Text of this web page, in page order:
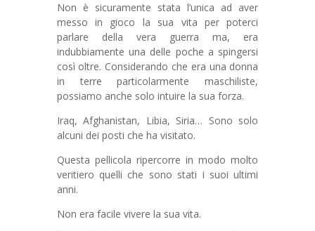
Non è sicuramente stata l’unica ad aver
messo in gioco la sua vita per poterci
parlare della vera guerra ma, era
indubbiamente una delle poche a spingersi
così oltre. Considerando che era una donna
in terre particolarmente maschiliste,
possiamo anche solo intuire la sua forza.
Iraq, Afghanistan, Libia, Siria… Sono solo
alcuni dei posti che ha visitato.
Questa pellicola ripercorre in modo molto
veritiero quelli che sono stati i suoi ultimi
anni.
Non era facile vivere la sua vita.